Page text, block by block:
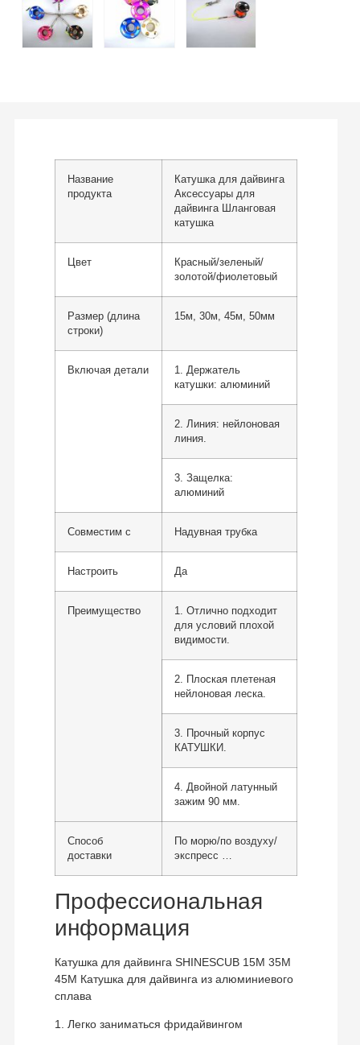
Название
продукта
Катушка для дайвинга
Аксессуары для
дайвинга Шланговая
катушка
Цвет
Красный/зеленый/
золотой/фиолетовый
Размер (длина
строки)
15м, 30м, 45м, 50мм
Включая детали
1. Держатель
катушки: алюминий
2. Линия: нейлоновая
линия.
3. Защелка:
алюминий
Совместим с Надувная трубка
Настроить Да
Преимущество
1. Отлично подходит
для условий плохой
видимости.
2. Плоская плетеная
нейлоновая леска.
3. Прочный корпус
КАТУШКИ.
4. Двойной латунный
зажим 90 мм.
Способ
доставки
По морю/по воздуху/
экспресс …
Профессиональная
информация
Катушка для дайвинга SHINESCUB 15M 35M
45M Катушка для дайвинга из алюминиевого
сплава
1. Легко заниматься фридайвингом